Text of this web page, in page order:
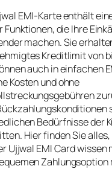
EMI-Karte enthält
die Ihre
machen. Sie
Kreditlimit von
auch in einfachen
Kosten und ohne
Bedürfnisse der
Hier finden Sie
Ujjwal EMI Card wissen
Zahlungsoption